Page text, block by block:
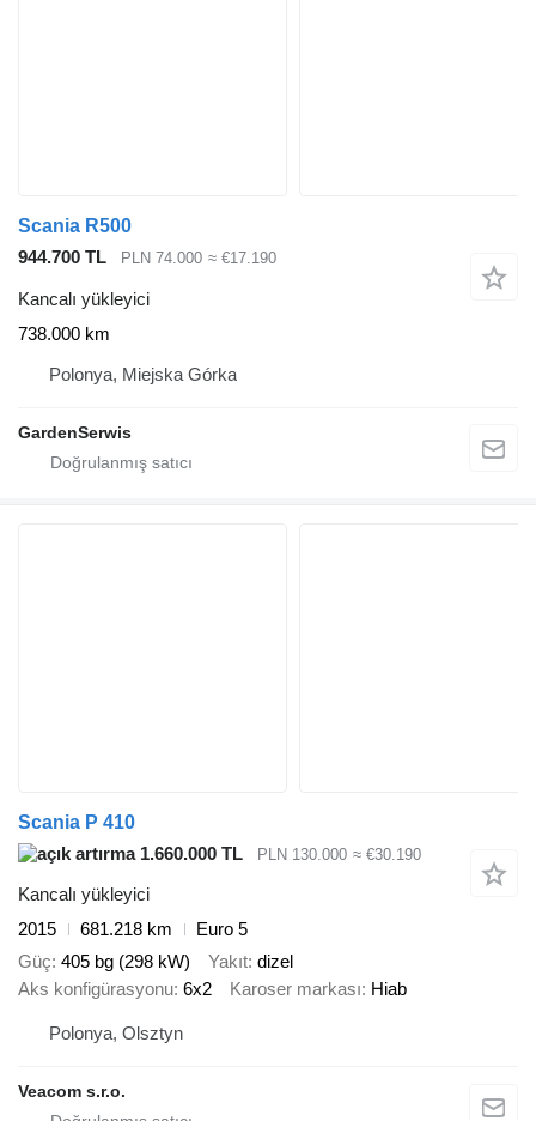
Scania R500
944.700 TL
PLN 74.000 ≈ €17.190
Kancalı yükleyici
738.000 km
Polonya, Miejska Górka
GardenSerwis
Scania P 410
1.660.000 TL
PLN 130.000 ≈ €30.190
Kancalı yükleyici
2015
681.218 km
Euro 5
Güç 405 bg (298 kW) Yakıt dizel
Aks konfigürasyonu 6x2 Karoser markası Hiab
Polonya, Olsztyn
Veacom s.r.o.